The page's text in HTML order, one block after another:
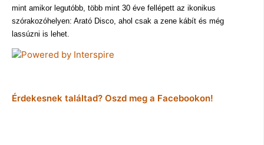
mint amikor legutóbb, több mint 30 éve fellépett az ikonikus
szórakozóhelyen: Arató Disco, ahol csak a zene kábít és még
lassúzni is lehet.
Érdekesnek találtad? Oszd meg a Facebookon!